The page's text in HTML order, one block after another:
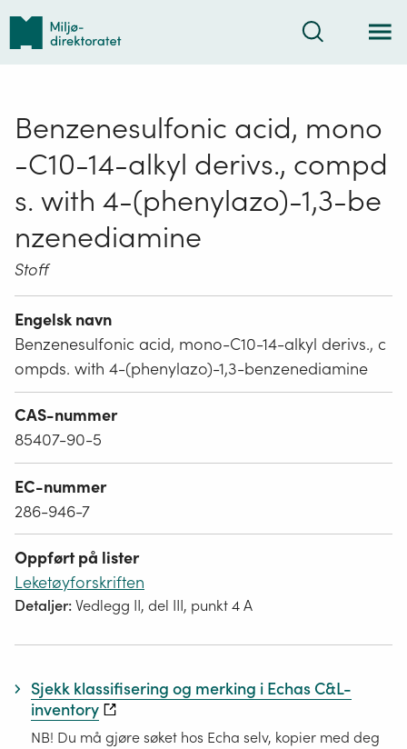
Tilbake
forsiden
Søk
Benzenesulfonic acid, mono
-C10-14-alkyl derivs., compd
s. with 4-(phenylazo)-1,3-be
nzenediamine
Stoff
Engelsk navn
Benzenesulfonic acid, mono-C10-14-alkyl derivs., c
ompds. with 4-(phenylazo)-1,3-benzenediamine
CAS-nummer
85407-90-5
EC-nummer
286-946-7
Oppført på lister
Leketøyforskriften
Detaljer:Vedlegg II, del III, punkt 4 A
Sjekk klassifisering og merking i Echas C&L-
inventory
NB! Du må gjøre søket hos Echa selv, kopier med deg